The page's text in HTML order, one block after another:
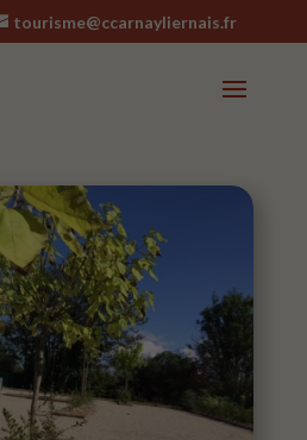
tourisme@ccarnayliernais.fr